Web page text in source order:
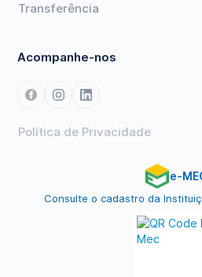
Transferência
Acompanhe-nos
Política de Privacidade
e-
Consulte o cadastro da